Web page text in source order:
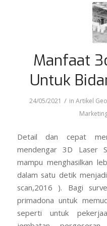
Manfaat
Untuk
24/05/2021 / in Artikel
Detail dan cepat
mendengar 3D Laser
mampu menghasilkan
dalam satu detik
scan,2016 ). Bagi
primadona untuk
seperti untuk